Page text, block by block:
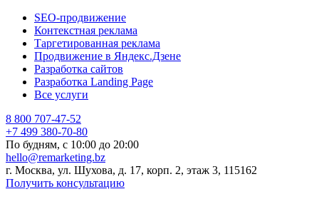
SEO-продвижение
Контекстная реклама
Таргетированная реклама
Продвижение в Яндекс.Дзене
Разработка сайтов
Разработка Landing Page
Все услуги
8 800 707-47-52
+7 499 380-70-80
По будням, с 10:00 до 20:00
hello@remarketing.bz
г. Москва, ул. Шухова, д. 17, корп. 2, этаж 3, 115162
Получить консультацию